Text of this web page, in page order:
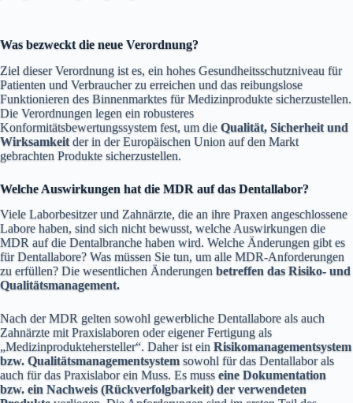
Was bezweckt die neue Verordnung?
Ziel dieser Verordnung ist es, ein hohes Gesundheitsschutzniveau für
Patienten und Verbraucher zu erreichen und das reibungslose
Funktionieren des Binnenmarktes für Medizinprodukte sicherzustellen.
Die Verordnungen legen ein robusteres
Konformitätsbewertungssystem fest, um die Qualität, Sicherheit und
Wirksamkeit der in der Europäischen Union auf den Markt
gebrachten Produkte sicherzustellen.
Welche Auswirkungen hat die MDR auf das Dentallabor?
Viele Laborbesitzer und Zahnärzte, die an ihre Praxen angeschlossene
Labore haben, sind sich nicht bewusst, welche Auswirkungen die
MDR auf die Dentalbranche haben wird. Welche Änderungen gibt es
für Dentallabore? Was müssen Sie tun, um alle MDR-Anforderungen
zu erfüllen? Die wesentlichen Änderungen betreffen das Risiko- und
Qualitätsmanagement.
Nach der MDR gelten sowohl gewerbliche Dentallabore als auch
Zahnärzte mit Praxislaboren oder eigener Fertigung als
„Medizinproduktehersteller“. Daher ist ein Risikomanagementsystem
bzw. Qualitätsmanagementsystem sowohl für das Dentallabor als
auch für das Praxislabor ein Muss. Es muss eine Dokumentation
bzw. ein Nachweis (Rückverfolgbarkeit) der verwendeten